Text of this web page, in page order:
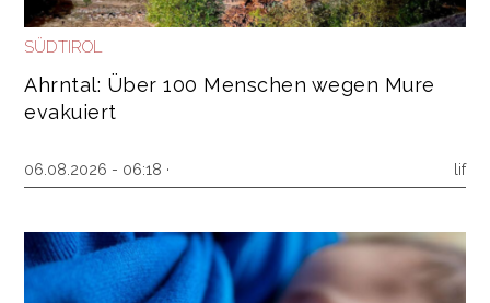
SÜDTIROL
Ahrntal: Über 100 Menschen wegen Mure
evakuiert
06.08.2026 - 06:18 · lif